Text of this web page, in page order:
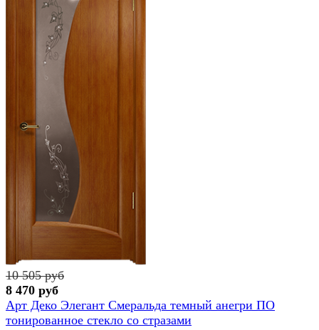
10 505 руб
8 470 руб
Арт Деко Элегант Смеральда темный анегри ПО
тонированное стекло сo стразами